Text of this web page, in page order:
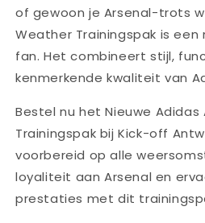
of gewoon je Arsenal-trots
Weather Trainingspak is
fan. Het combineert stijl,
kenmerkende kwaliteit van
Bestel nu het Nieuwe Adidas
Trainingspak bij Kick-off
voorbereid op alle
loyaliteit aan Arsenal en
prestaties met dit